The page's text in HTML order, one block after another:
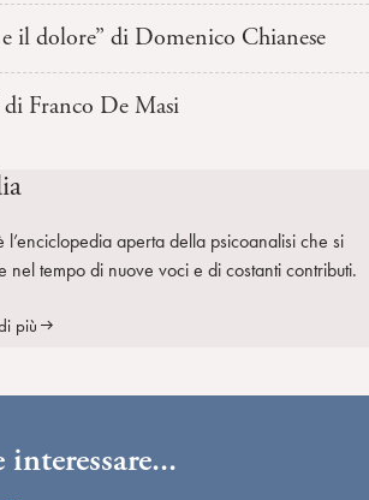
il dolore” di Domenico Chianese
di Franco De Masi
l’enciclopedia aperta della psicoanalisi che si
nel tempo di nuove voci e di costanti contributi.
più